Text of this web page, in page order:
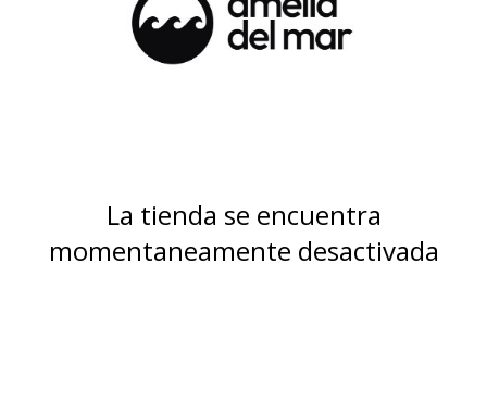
La tienda se encuentra
momentaneamente desactivada